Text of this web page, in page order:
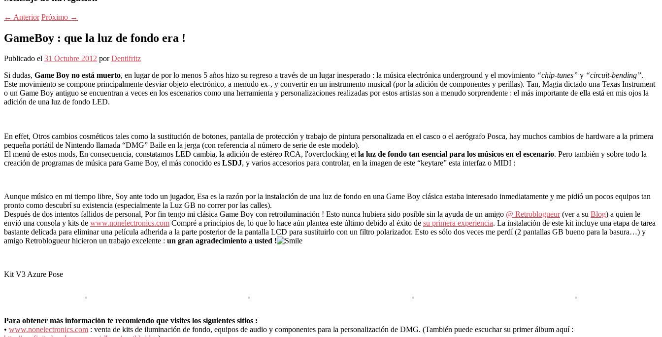
← Anterior Próximo →
GameBoy : que la luz de fondo era !
Publicado el 31 Octubre 2012 porDentifritz
Si dudas, Game Boy no está muerto, en lugar de por lo menos 5 años hizo su regreso a través de un lugar inesperado : la música electrónica underground y el movimiento “chip-tunes” y “circuit-bending”.
Este movimiento se compone principalmente desviar objeto electrónico, a menudo ex-, y convertir en un instrumento musical (por la adición de componentes y perillas). Tan, Magia dictado una Texas Instrument
o un Game Boy antiguo se encuentran a veces en los escenarios como una herramienta y personalizaciones realizadas por estos artistas son a menudo sorprendente : el más importante de ella está en mis ojos la
adición de una luz de fondo LED.
En effet, Otros cambios cosméticos tales como la sustitución de botones, pantalla de protección y trabajo de pintura personalizada en el casco o el aerógrafo Posca, hay muchos cambios de hardware a la primera
pequeña portátil de Nintendo llamada “DMG” Baile en la jerga (con referencia al número de serie de este modelo).
El menú de estos mods, En consecuencia, constatamos LED cambia, la adición de estéreo RCA, l'overclocking etla luz de fondo tan esencial para los músicos en el escenario. Pero también y sobre todo la
creación de programas de música para Game Boy, el más conocido es LSDJ, y varios accesorios para controlar, en la imagen de este “keytare” esta interfaz o MIDI :
Aunque músico en mi tiempo libre, Soy ante todo un jugador, Esa es la razón por la instalación de una luz de fondo en una Game Boy clásica estaba interesado inmediatamente y me pidió un pocos equipos tan
pronto como descubrí su existencia (especialmente la Luz GB no correr por las calles).
Después de dos intentos fallidos de personal, Por fin tengo mi clásica Game Boy con retroiluminación ! Esto nunca hubiera sido posible sin la ayuda de un amigo @ Retroblogueur(ver a su Blog) a quien le
envió una consola y kits de www.nonelectronics.com Compré a principios de, lo que lo hace aún plantea este último debido al éxito de su primera experiencia. La instalación de este kit incluye una etapa de tarea
bastante delicada para eliminar una película adherida a la parte posterior de la pantalla LCD para sustituirlo con un filtro polarizador. Esto es sólo dos veces me perdí (2 pantallas GB bueno para la basura…) y
amigo Retroblogueur hicieron un trabajo excelente : un gran agradecimiento a usted !
Kit V3 Azure Pose
Para obtener más información te recomiendo que visites los siguientes sitios :
• www.nonelectronics.com : venta de kits de iluminación de fondo, equipos de audio y componentes para la personalización de DMG. (También puede escuchar su primer álbum aquí :